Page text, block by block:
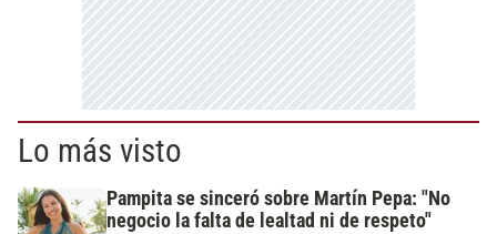
Lo más visto
Pampita se sinceró sobre Martín Pepa: "No
negocio la falta de lealtad ni de respeto"